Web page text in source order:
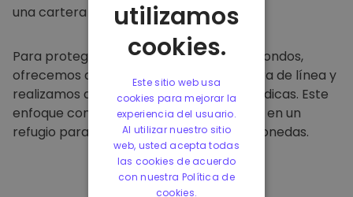
una cartera individual.
Para proteger a nuestros clientes y sus fondos,
ofrecemos almacenamiento seguro fuera de línea y
realizamos auditorías de seguridad periódicas. Este
enfoque convierte a nuestra plataforma en un
refugio para almacenar y otras criptomonedas.
utilizamos
cookies.
Este sitio web usa
cookies para mejorar la
experiencia del usuario.
Al utilizar nuestro sitio
web, usted acepta todas
las cookies de acuerdo
con nuestra Política de
cookies.